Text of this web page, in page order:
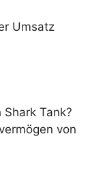
Umsatz
Tank?
von